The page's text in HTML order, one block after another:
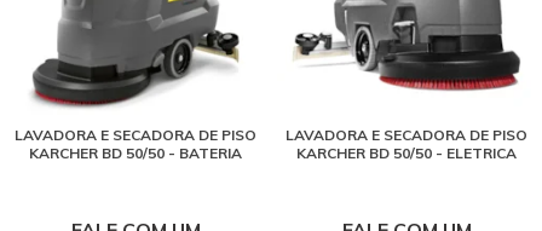
LAVADORA E SECADORA DE PISO
KARCHER BD 50/50 - BATERIA
LAVADORA E SECADORA DE PISO
KARCHER BD 50/50 - ELETRICA